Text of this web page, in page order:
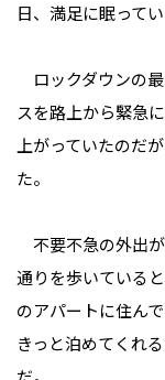
日、満足に眠ってい
ロックダウンの
スを路上から緊急
上がっていたのだ
た。
不要不急の外出
通りを歩いている
のアパートに住ん
きっと泊めてくれ